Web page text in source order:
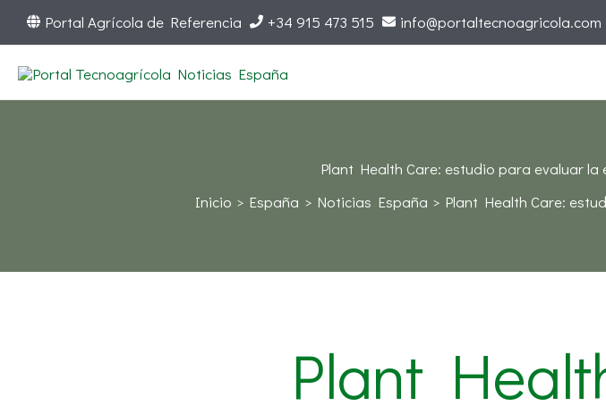
Portal Agrícola de Referencia +34 915 473 515 info@portaltecnoagricola.com
Plant Health Care: estudio para evaluar
Inicio
España Noticias España Plant Health Care:
Plant